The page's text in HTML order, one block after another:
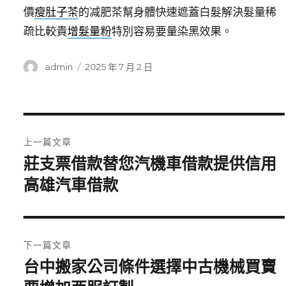
價瘦肚子茶的减肥茶幫身體快速遮蓋白髮解決髮量稀
疏比較貴增髮量粉特別容易要量染黑效果。
作
admin
發
2025 年 7 月 2 日
章
導
覽
上一篇文章
上
一
文
章:
莊支票借款替您汽機車借款提供信用
高雄汽車借款
下一篇文章
下
台中搬家公司條件選擇中古機械買賣